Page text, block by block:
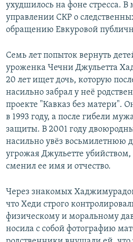
ухудшилось на фоне стресса. В
управлении СКР о
обращению Евкуровой
Семь лет попыток вернуть
уроженка Чечни Джульетта
20 лет ищет дочь, которую
насильно забрал у неё
проекте "Кавказ без матери".
в 1993 году, а после гибели
защиты. В 2001 году
насильно увёз восьмилетнюю
угрожая Джульетте
сменил ее имя и отчество.
Через знакомых
что Хеди строго
физическому и моральному
носила с собой фотографию